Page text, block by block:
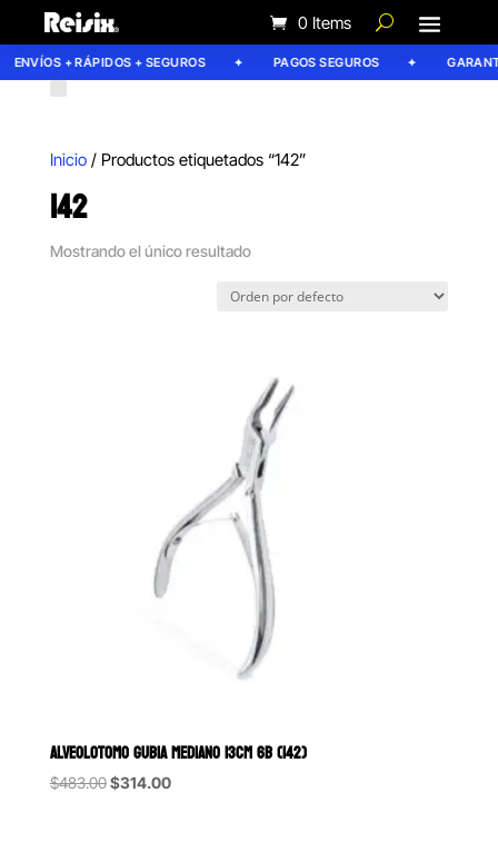
0 Items
ENVÍOS + RÁPIDOS + SEGUROS PAGOS SEGUROS
Inicio/ Productos etiquetados “142”
142
Mostrando el único resultado
ALVEOLOTOMO GUBIA MEDIANO 13CM 6B (142)
$483.00Original
$314.00Current